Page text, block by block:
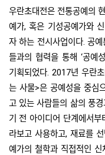
우란초대전은 전통공예의
예가, 혹은 기성공예가와
자 하는 전시사업이다. 공
들과의 협력을 통해 ‘공예
기획되었다. 2017년 우란
는 사물>은 공예성을 중심
고 있는 사람들의 삶의 풍
기 전 아이디어 단계에서
라보고 사용하고, 재료를
예가의 철학과 직접적인